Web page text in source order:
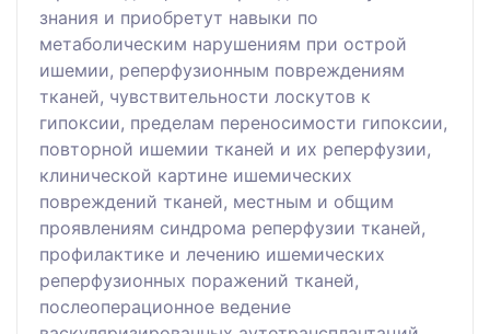
знания и приобретут навыки по
метаболическим нарушениям при острой
ишемии, реперфузионным повреждениям
тканей, чувствительности лоскутов к
гипоксии, пределам переносимости гипоксии,
повторной ишемии тканей и их реперфузии,
клинической картине ишемических
повреждений тканей, местным и общим
проявлениям синдрома реперфузии тканей,
профилактике и лечению ишемических
реперфузионных поражений тканей,
послеоперационное ведение